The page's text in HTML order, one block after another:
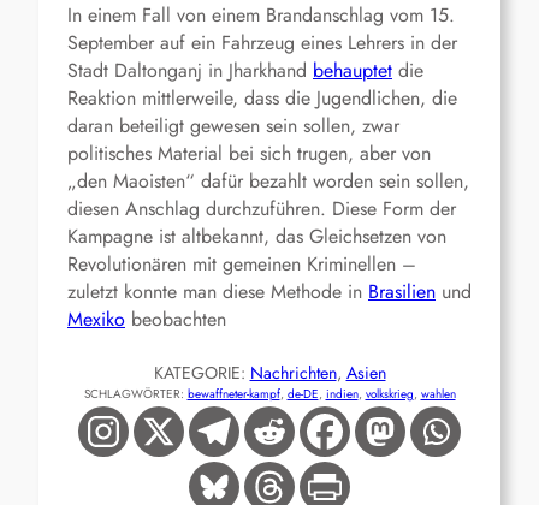
In einem Fall von einem Brandanschlag vom 15.
September auf ein Fahrzeug eines Lehrers in der
Stadt Daltonganj in Jharkhand behauptet die
Reaktion mittlerweile, dass die Jugendlichen, die
daran beteiligt gewesen sein sollen, zwar
politisches Material bei sich trugen, aber von
„den Maoisten“ dafür bezahlt worden sein sollen,
diesen Anschlag durchzuführen. Diese Form der
Kampagne ist altbekannt, das Gleichsetzen von
Revolutionären mit gemeinen Kriminellen –
zuletzt konnte man diese Methode in Brasilien und
Mexiko beobachten
KATEGORIE: Nachrichten, Asien
SCHLAGWÖRTER: bewaffneter-kampf, de-DE, indien, volkskrieg, wahlen